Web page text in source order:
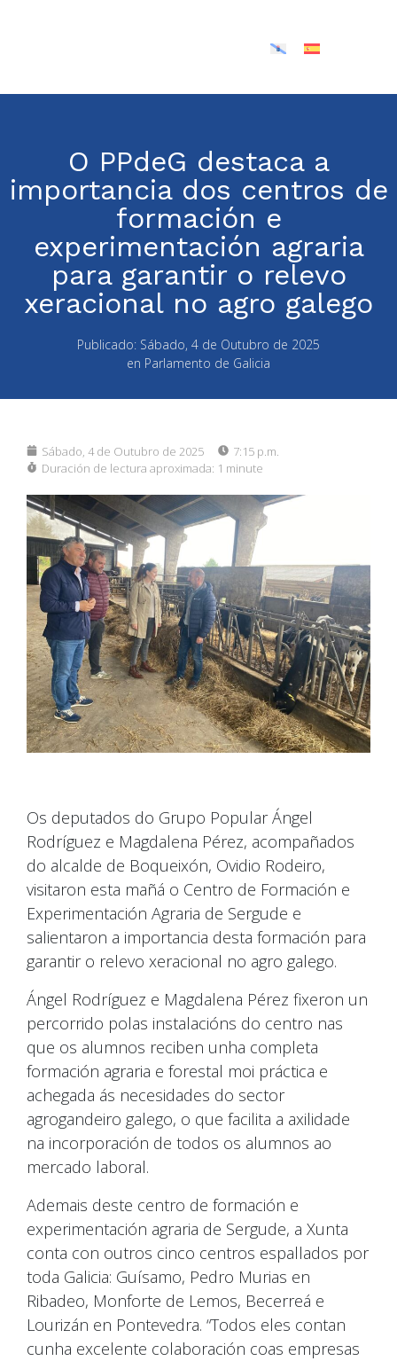
O PPdeG destaca a
importancia dos centros de
formación e
experimentación agraria
para garantir o relevo
xeracional no agro galego
Publicado: Sábado, 4 de Outubro de 2025
en Parlamento de Galicia
Sábado, 4 de Outubro de 2025
7:15 p.m.
Duración de lectura aproximada: 1 minute
Os deputados do Grupo Popular Ángel
Rodríguez e Magdalena Pérez, acompañados
do alcalde de Boqueixón, Ovidio Rodeiro,
visitaron esta mañá o Centro de Formación e
Experimentación Agraria de Sergude e
salientaron a importancia desta formación para
garantir o relevo xeracional no agro galego.
Ángel Rodríguez e Magdalena Pérez fixeron un
percorrido polas instalacións do centro nas
que os alumnos reciben unha completa
formación agraria e forestal moi práctica e
achegada ás necesidades do sector
agrogandeiro galego, o que facilita a axilidade
na incorporación de todos os alumnos ao
mercado laboral.
Ademais deste centro de formación e
experimentación agraria de Sergude, a Xunta
conta con outros cinco centros espallados por
toda Galicia: Guísamo, Pedro Murias en
Ribadeo, Monforte de Lemos, Becerreá e
Lourizán en Pontevedra. “Todos eles contan
cunha excelente colaboración coas empresas